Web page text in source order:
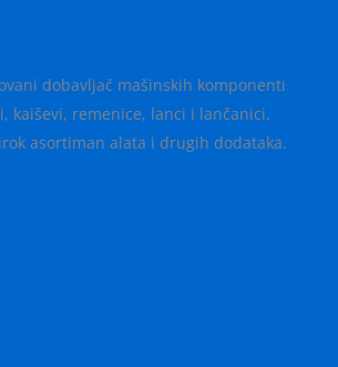
dobavljač mašinskih komponenti
kaiševi, remenice, lanci i lančanici.
asortiman alata i drugih dodataka.